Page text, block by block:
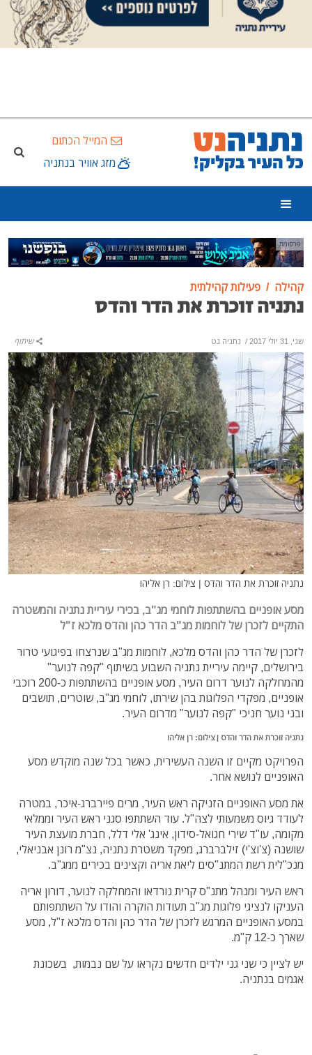
המייל הכתום
מזג אוויר בנתניה
פרסומת
קהילה פעילות קהילתית
נתניה זוכרת את הדר והדס
שני, 31 יולי 2017 / נתניה נט שיתוף
נתניה זוכרת את הדר והדס | צילום: רן אליהו
מסע אופניים בהשתתפות לוחמי מג"ב, בכירי עיריית נתניה והמשטרה
התקיים לזכרן של לוחמות מג"ב הדר כהן והדס מלכא ז"ל
לזכרן של הדר כהן והדס מלכא, לוחמות מג"ב שנרצחו בפיגועי טרור
בירושלים, קיימה עיריית נתניה השבוע בשיתוף "קפה לנוער"
מהמחלקה לנוער דרום העיר, מסע אופניים בהשתתפות כ-200 רוכבי
אופניים, מפקדי הפלוגות בהן שירתו, לוחמי מג"ב, שוטרים, תושבים
ובני נוער חניכי "קפה לנוער" מדרום העיר.
נתניה זוכרת את הדר והדס | צילום: רן אליהו
הפרויקט מקיים זו השנה העשירית, כאשר בכל שנה מוקדש מסע
האופניים לנושא אחר.
את מסע האופניים הזניקה ראש העיר, מרים פיירברג-איכר, במטרה
לעודד גיוס משמעותי לצה"ל. עוד השתתפו סגני ראש העיר וממלאי
מקומה, עו"ד שירי חגואל-סידון, אינג' אלי דלל, חברת מועצת העיר
שושנה (צ'וצ'י) זילברברג, מפקד משטרת נתניה, נצ"מ רונן אבניאלי,
מנכ"לית רשת המתנ"סים ליאת אריה וקצינים בכירים ממג"ב.
ראש העיר ומנהל מתנ"ס קרית נורדאו והמחלקה לנוער, דורון אריה
העניקו לנציגי פלוגות מג"ב תעודות הוקרה והודו על השתתפותם
במסע האופניים המרגש לזכרן של הדר כהן והדס מלכא ז"ל, מסע
שארך כ-12 ק"מ.
יש לציין כי שני גני ילדים חדשים נקראו על שם נבמות, בשכונת
אגמים בנתניה.